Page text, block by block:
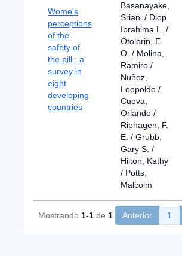
Wome's
perceptions
of the
safety of
the pill : a
survey in
eight
developing
countries
Basanayake,
Sriani / Diop
Ibrahima L. /
Otolorin, E.
O. / Molina,
Ramiro /
Nuñez,
Leopoldo /
Cueva,
Orlando /
Riphagen, F.
E. / Grubb,
Gary S. /
Hilton, Kathy
/ Potts,
Malcolm
Mostrando 1-1 de 1 Anterior 1